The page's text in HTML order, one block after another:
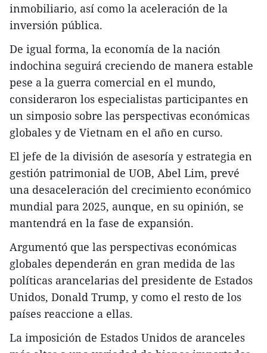
inmobiliario, así como la aceleración de la
inversión pública.
De igual forma, la economía de la nación
indochina seguirá creciendo de manera estable
pese a la guerra comercial en el mundo,
consideraron los especialistas participantes en
un simposio sobre las perspectivas económicas
globales y de Vietnam en el año en curso.
El jefe de la división de asesoría y estrategia en
gestión patrimonial de UOB, Abel Lim, prevé
una desaceleración del crecimiento económico
mundial para 2025, aunque, en su opinión, se
mantendrá en la fase de expansión.
Argumentó que las perspectivas económicas
globales dependerán en gran medida de las
políticas arancelarias del presidente de Estados
Unidos, Donald Trump, y como el resto de los
países reaccione a ellas.
La imposición de Estados Unidos de aranceles